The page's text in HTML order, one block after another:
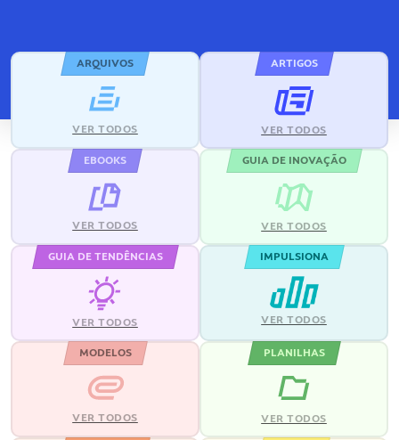
ARQUIVOS
VER TODOS
ARTIGOS
VER TODOS
EBOOKS
VER TODOS
GUIA DE INOVAÇÃO
VER TODOS
GUIA DE TENDÊNCIAS
VER TODOS
IMPULSIONA
VER TODOS
MODELOS
VER TODOS
PLANILHAS
VER TODOS